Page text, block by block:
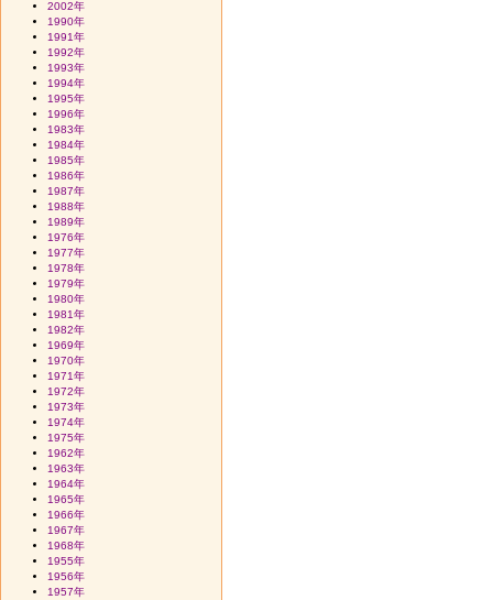
2002年
1990年
1991年
1992年
1993年
1994年
1995年
1996年
1983年
1984年
1985年
1986年
1987年
1988年
1989年
1976年
1977年
1978年
1979年
1980年
1981年
1982年
1969年
1970年
1971年
1972年
1973年
1974年
1975年
1962年
1963年
1964年
1965年
1966年
1967年
1968年
1955年
1956年
1957年